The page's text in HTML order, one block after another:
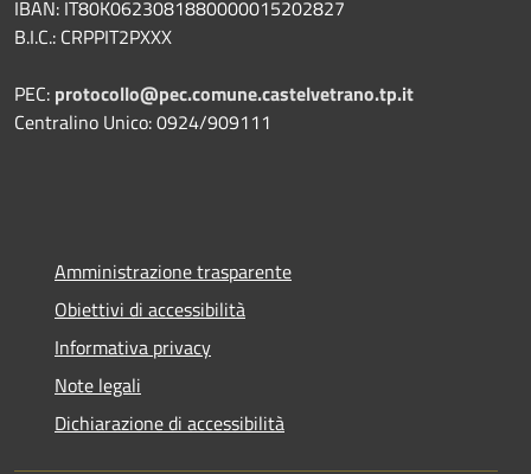
IBAN: IT80K0623081880000015202827
B.I.C.: CRPPIT2PXXX
PEC: protocollo@pec.comune.castelvetrano.tp.it
Centralino Unico: 0924/909111
Amministrazione trasparente
Obiettivi di accessibilità
Informativa privacy
Note legali
Dichiarazione di accessibilità